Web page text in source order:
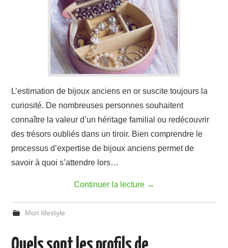
L’estimation de bijoux anciens en or suscite toujours la
curiosité. De nombreuses personnes souhaitent
connaître la valeur d’un héritage familial ou redécouvrir
des trésors oubliés dans un tiroir. Bien comprendre le
processus d’expertise de bijoux anciens permet de
savoir à quoi s’attendre lors…
Continuer la lecture →
Mon lifestyle